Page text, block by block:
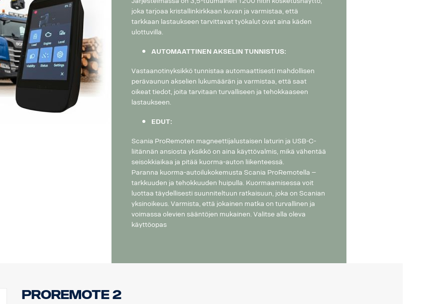
joka tarjoaa kristallinkirkkaan kuvan ja varmistaa, että
tarkkaan lastaukseen tarvittavat työkalut ovat aina käden
ulottuvilla.
AUTOMAATTINEN AKSELIN TUNNISTUS:
Vastaanotinyksikkö tunnistaa automaattisesti mahdollisen
perävaunun akselien lukumäärän ja varmistaa, että saat
oikeat tiedot, joita tarvitaan turvalliseen ja tehokkaaseen
lastaukseen.
EDUT:
Scania ProRemoten magneettijalustaisen laturin ja USB-C-
liitännän ansiosta yksikkö on aina käyttövalmis, mikä vähentää
seisokkiaikaa ja pitää kuorma-auton liikenteessä.
Paranna kuorma-autoilukokemusta Scania ProRemotella –
tarkkuuden ja tehokkuuden huipulla. Kuormaamisessa voit
luottaa täydellisesti suunniteltuun ratkaisuun, joka on Scanian
yksinoikeus. Varmista, että jokainen matka on turvallinen ja
voimassa olevien sääntöjen mukainen. Valitse alla oleva
käyttöopas
ProRemote 2